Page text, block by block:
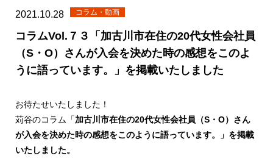
2021.10.28
コラムVol.７３「加古川市在住の20代女性会社員
（S・O）さんが入会を決めた時の感想をこのよ
うに語っています。」を掲載いたしました
コラム・動画
お待たせいたしました！
苅谷のコラム「加古川市在住の20代女性会社員（S・O）さん
が入会を決めた時の感想をこのように語っています。」を掲載
いたしました。